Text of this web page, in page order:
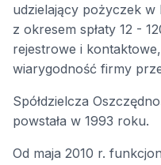
udzielający pożyczek w
z okresem spłaty 12 -
rejestrowe i
wiarygodność firmy
Spółdzielcza
powstała w 1993 roku.
Od maja 2010 r.